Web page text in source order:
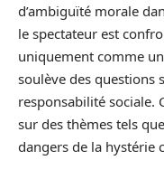
d’ambiguïté morale
le spectateur est
uniquement comme
soulève des questions
responsabilité sociale.
sur des thèmes tels
dangers de la hystérie